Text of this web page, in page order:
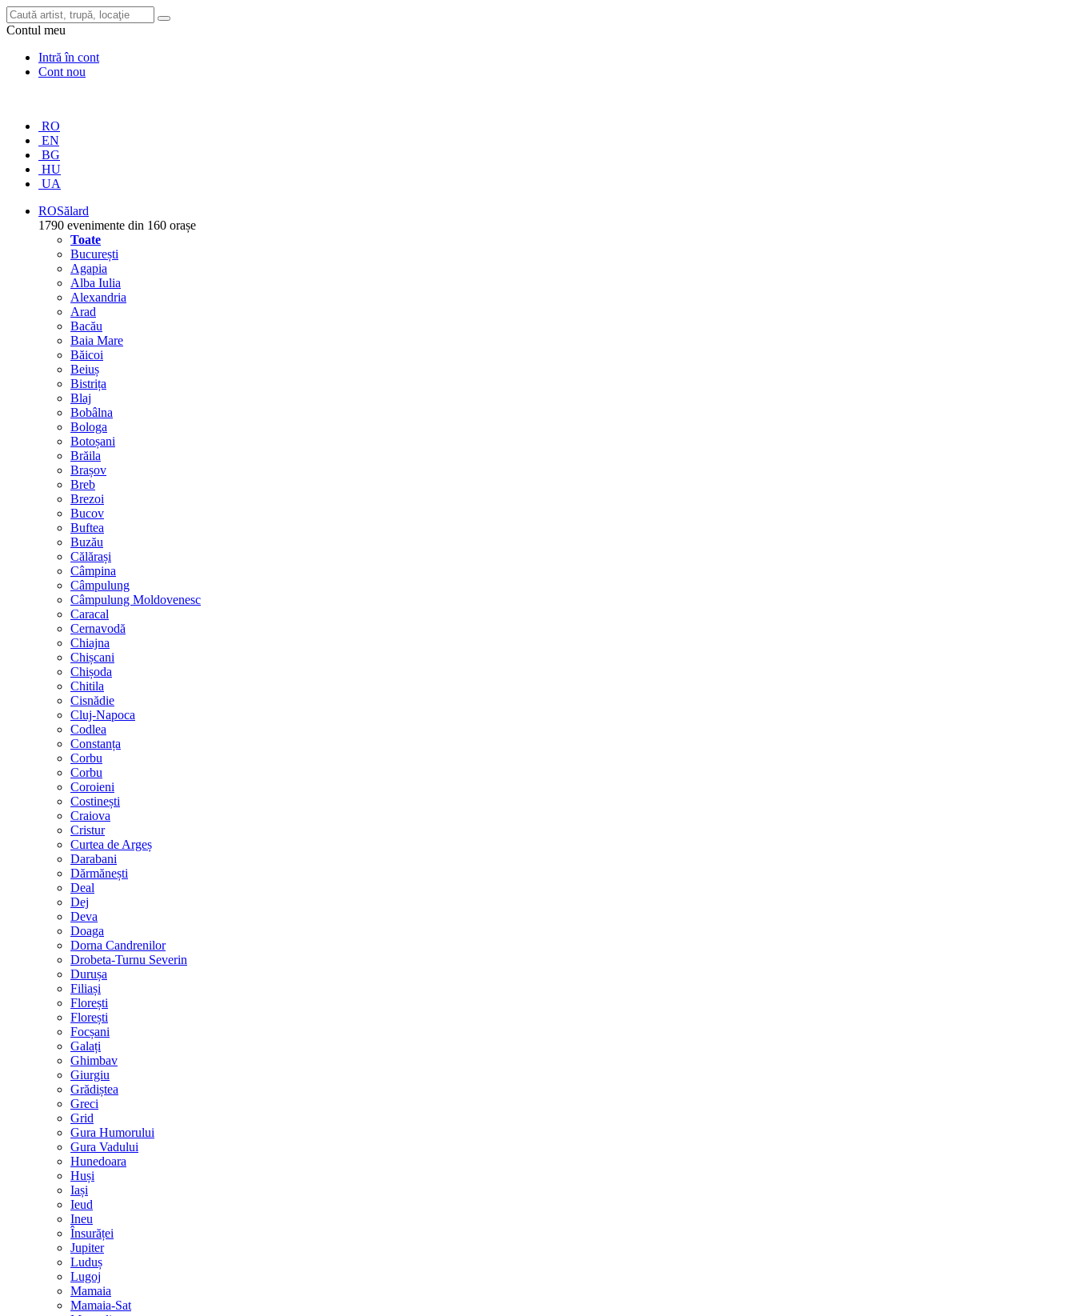
Contul meu
Intră în cont
Cont nou
RO
EN
BG
HU
UA
ROSălard
1790 evenimente din 160 orașe
Toate
București
Agapia
Alba Iulia
Alexandria
Arad
Bacău
Baia Mare
Băicoi
Beiuș
Bistrița
Blaj
Bobâlna
Bologa
Botoșani
Brăila
Brașov
Breb
Brezoi
Bucov
Buftea
Buzău
Călărași
Câmpina
Câmpulung
Câmpulung Moldovenesc
Caracal
Cernavodă
Chiajna
Chișcani
Chișoda
Chitila
Cisnădie
Cluj-Napoca
Codlea
Constanța
Corbu
Corbu
Coroieni
Costinești
Craiova
Cristur
Curtea de Argeș
Darabani
Dărmănești
Deal
Dej
Deva
Doaga
Dorna Candrenilor
Drobeta-Turnu Severin
Durușa
Filiași
Florești
Florești
Focșani
Galați
Ghimbav
Giurgiu
Grădiștea
Greci
Grid
Gura Humorului
Gura Vadului
Hunedoara
Huși
Iași
Ieud
Ineu
Însurăței
Jupiter
Luduș
Lugoj
Mamaia
Mamaia-Sat